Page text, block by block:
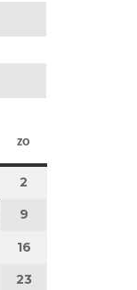
zo
2026
2
2026 2026
9
2026
augustus 2026
16
2026
augustus 2026
23